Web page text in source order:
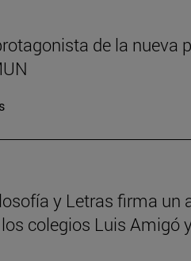
de la nueva
y Letras firma un
colegios Luis Amigó